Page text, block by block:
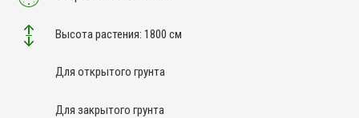
Высота растения: 1800 см
Для открытого грунта
Для закрытого грунта